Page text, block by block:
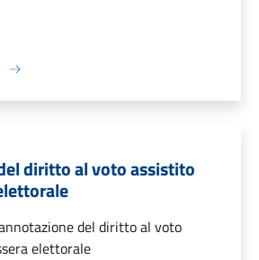
diritto al voto assistito
del diritto al voto
elettorale